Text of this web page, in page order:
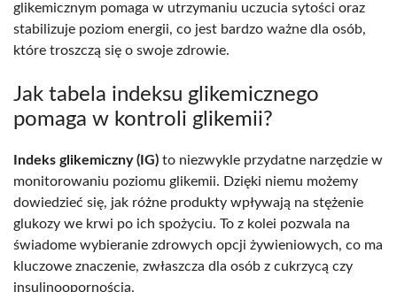
glikemicznym pomaga w utrzymaniu uczucia sytości oraz
stabilizuje poziom energii, co jest bardzo ważne dla osób,
które troszczą się o swoje zdrowie.
Jak tabela indeksu glikemicznego
pomaga w kontroli glikemii?
Indeks glikemiczny (IG) to niezwykle przydatne narzędzie w
monitorowaniu poziomu glikemii. Dzięki niemu możemy
dowiedzieć się, jak różne produkty wpływają na stężenie
glukozy we krwi po ich spożyciu. To z kolei pozwala na
świadome wybieranie zdrowych opcji żywieniowych, co ma
kluczowe znaczenie, zwłaszcza dla osób z cukrzycą czy
insulinoopornością.